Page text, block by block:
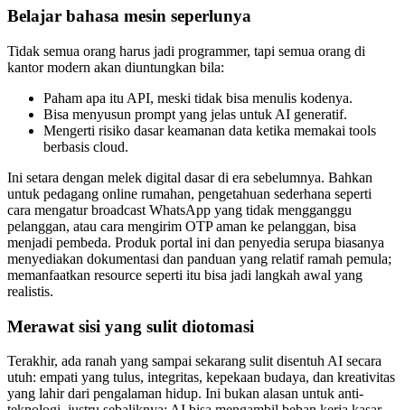
Belajar bahasa mesin seperlunya
Tidak semua orang harus jadi programmer, tapi semua orang di
kantor modern akan diuntungkan bila:
Paham apa itu API, meski tidak bisa menulis kodenya.
Bisa menyusun prompt yang jelas untuk AI generatif.
Mengerti risiko dasar keamanan data ketika memakai tools
berbasis cloud.
Ini setara dengan melek digital dasar di era sebelumnya. Bahkan
untuk pedagang online rumahan, pengetahuan sederhana seperti
cara mengatur broadcast WhatsApp yang tidak mengganggu
pelanggan, atau cara mengirim OTP aman ke pelanggan, bisa
menjadi pembeda. Produk portal ini dan penyedia serupa biasanya
menyediakan dokumentasi dan panduan yang relatif ramah pemula;
memanfaatkan resource seperti itu bisa jadi langkah awal yang
realistis.
Merawat sisi yang sulit diotomasi
Terakhir, ada ranah yang sampai sekarang sulit disentuh AI secara
utuh: empati yang tulus, integritas, kepekaan budaya, dan kreativitas
yang lahir dari pengalaman hidup. Ini bukan alasan untuk anti-